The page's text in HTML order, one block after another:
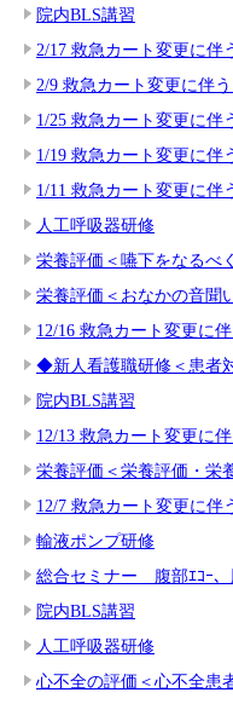
院内BLS講習
2/17 救急カート変更に伴
2/9 救急カート変更に伴
1/25 救急カート変更に伴
1/19 救急カート変更に伴
1/11 救急カート変更に伴
人工呼吸器研修
栄養評価＜嚥下をなるべ
栄養評価＜おなかの音聞
12/16 救急カート変更に
◆新人看護職研修＜患者
院内BLS講習
12/13 救急カート変更に
栄養評価＜栄養評価・栄
12/7 救急カート変更に伴
輸液ポンプ研修
総合セミナー 腹部ｴｺｰ、
院内BLS講習
人工呼吸器研修
心不全の評価＜心不全患